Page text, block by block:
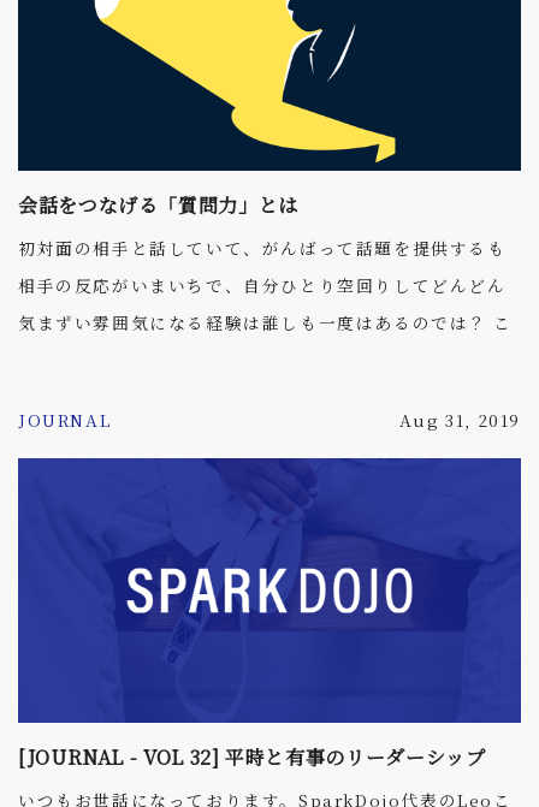
会話をつなげる「質問力」とは
初対面の相手と話していて、がんばって話題を提供するも
相手の反応がいまいちで、自分ひとり空回りしてどんどん
気まずい雰囲気になる経験は誰しも一度はあるのでは？ こ
方が悪かったんじゃないか」などと考えを巡らせてしまい
ます。 もちろんこうした考え方も間違ってはいないのです
が、コミュニケーションのうまい人ほど話すことよりも聞
く事に力を注ぎ、相手に”話させる”ことに長けています。
この相手に聞く力こそ、質問力です。 質問力が高ければ初
対面の相手でも会話がはずみ関係性を作りやすくなりま
す。これはプライベート、ビジネスのシーン両方において
しましょう。
JOURNAL Aug 31, 2019
[JOURNAL - VOL 32] 平時と有事のリーダーシップ
いつもお世話になっております。SparkDojo代表のLeoこ